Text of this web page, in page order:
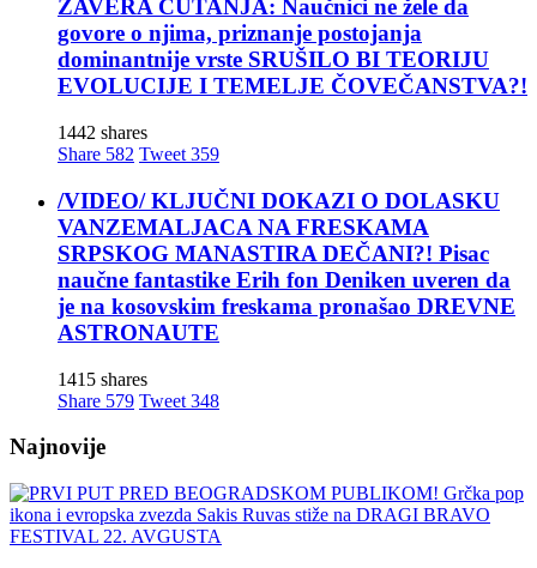
ZAVERA ĆUTANJA: Naučnici ne žele da
govore o njima, priznanje postojanja
dominantnije vrste SRUŠILO BI TEORIJU
EVOLUCIJE I TEMELJE ČOVEČANSTVA?!
1442 shares
Share 582 Tweet 359
/VIDEO/ KLJUČNI DOKAZI O DOLASKU
VANZEMALJACA NA FRESKAMA
SRPSKOG MANASTIRA DEČANI?! Pisac
naučne fantastike Erih fon Deniken uveren da
je na kosovskim freskama pronašao DREVNE
ASTRONAUTE
1415 shares
Share 579 Tweet 348
Najnovije